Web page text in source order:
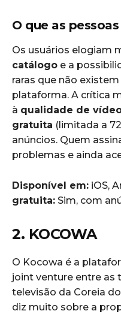
O que as
Os usuários elogiam
catálogo e a
raras que não
plataforma. A crítica
à qualidade de
gratuita (limitada a
anúncios. Quem
problemas e ainda
Disponível em: iOS,
gratuita: Sim, com
2. KOCOWA
O Kocowa é a
joint venture entre as
televisão da Coreia do
diz muito sobre a